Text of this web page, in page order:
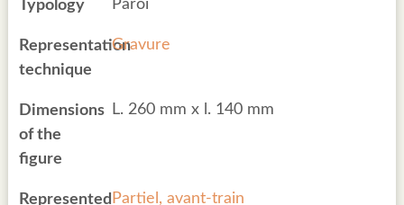
Typology Paroi
Representation
technique
Gravure
Dimensions
of the
figure
L. 260 mm x l. 140 mm
Represented Partiel, avant-train